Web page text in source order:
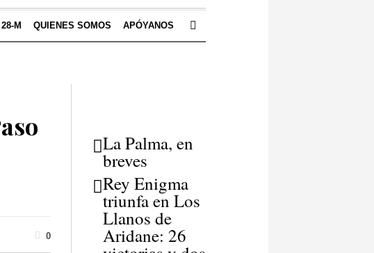
28-M QUIENES SOMOS APÓYANOS
0
La Palma, en
breves
Rey Enigma
triunfa en Los
Llanos de
Aridane: 26